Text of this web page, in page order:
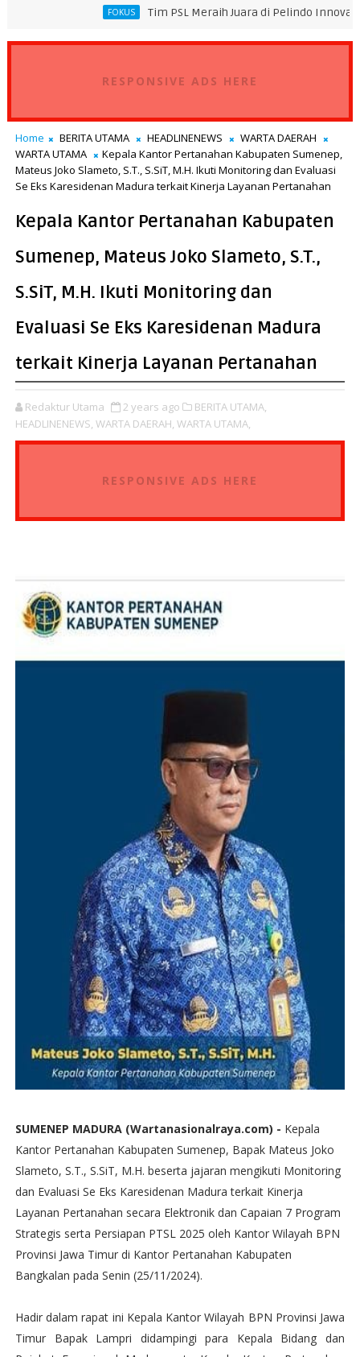
Tim PSL Meraih Juara di Pelindo Innovation Award 2026
RESPONSIVE ADS HERE
Home BERITA UTAMA HEADLINENEWS
WARTA DAERAH
WARTA UTAMA
Kepala Kantor Pertanahan Kabupaten Sumenep,
Mateus Joko Slameto, S.T., S.SiT, M.H. Ikuti Monitoring dan Evaluasi
Se Eks Karesidenan Madura terkait Kinerja Layanan Pertanahan
Kepala Kantor Pertanahan Kabupaten
Sumenep, Mateus Joko Slameto, S.T.,
S.SiT, M.H. Ikuti Monitoring dan
Evaluasi Se Eks Karesidenan Madura
terkait Kinerja Layanan Pertanahan
Redaktur Utama 2 years ago
BERITA UTAMA,
HEADLINENEWS, WARTA DAERAH, WARTA UTAMA,
RESPONSIVE ADS HERE
SUMENEP MADURA (Wartanasionalraya.com) - Kepala
Kantor Pertanahan Kabupaten Sumenep, Bapak Mateus Joko
Slameto, S.T., S.SiT, M.H. beserta jajaran mengikuti Monitoring
dan Evaluasi Se Eks Karesidenan Madura terkait Kinerja
Layanan Pertanahan secara Elektronik dan Capaian 7 Program
Strategis serta Persiapan PTSL 2025 oleh Kantor Wilayah BPN
Provinsi Jawa Timur di Kantor Pertanahan Kabupaten
Bangkalan pada Senin (25/11/2024).
Hadir dalam rapat ini Kepala Kantor Wilayah BPN Provinsi Jawa
Timur Bapak Lampri didampingi para Kepala Bidang dan